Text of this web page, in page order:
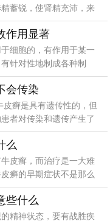
蓄锐，使肾精充沛，来
以来，民间流传着冬季
作用显著
细胞的，有作用于某一
针对性地制成各种制
量，又有效地排除了产
会传染
癣是具有遗传性的，但
者对传染和遗传产生了
红、皮肤增厚、病程较
病。
么
皮癣，而治疗是一大难
癣的早期症状不是那么
定关系的。
些什么
精神状态，要有战胜疾